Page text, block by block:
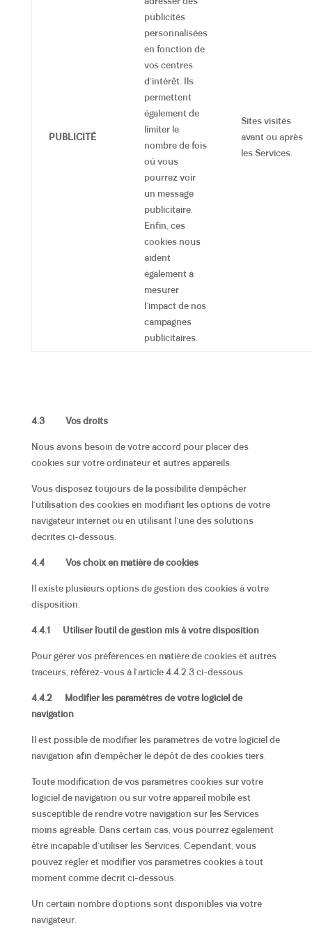
PUBLICITÉ
publicités
personnalisées
en fonction de
vos centres
d’intérêt. Ils
permettent
également de
limiter le
nombre de fois
où vous
pourrez voir
un message
publicitaire.
Enfin, ces
cookies nous
aident
également à
mesurer
l’impact de nos
campagnes
publicitaires.
Sites visités
avant ou après
les Services.
4.3 Vos droits
Nous avons besoin de votre accord pour placer des
cookies sur votre ordinateur et autres appareils.
Vous disposez toujours de la possibilité d’empêcher
l’utilisation des cookies en modifiant les options de votre
navigateur internet ou en utilisant l’une des solutions
décrites ci-dessous.
4.4 Vos choix en matière de cookies
Il existe plusieurs options de gestion des cookies à votre
disposition.
4.4.1 Utiliser l’outil de gestion mis à votre disposition
Pour gérer vos préférences en matière de cookies et autres
traceurs, référez-vous à l’article 4.4.2.3 ci-dessous.
4.4.2
Modifier les paramètres de votre logiciel de
navigation
Il est possible de modifier les paramètres de votre logiciel de
navigation afin d’empêcher le dépôt de des cookies tiers.
Toute modification de vos paramètres cookies sur votre
logiciel de navigation ou sur votre appareil mobile est
susceptible de rendre votre navigation sur les Services
moins agréable. Dans certain cas, vous pourrez également
être incapable d’utiliser les Services. Cependant, vous
pouvez régler et modifier vos paramètres cookies à tout
moment comme décrit ci-dessous.
Un certain nombre d’options sont disponibles via votre
navigateur.